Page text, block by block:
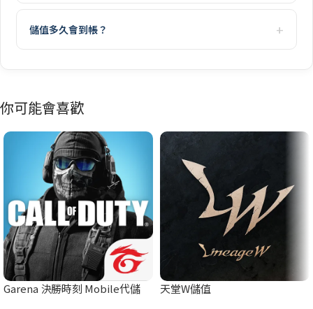
儲值多久會到帳？
你可能會喜歡
Garena 決勝時刻 Mobile代儲
天堂W儲值